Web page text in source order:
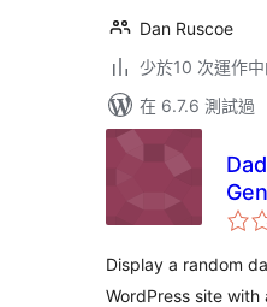
Dan Ruscoe
少於10 次運作
在 6.7.6 測試過
Display a random
WordPress site